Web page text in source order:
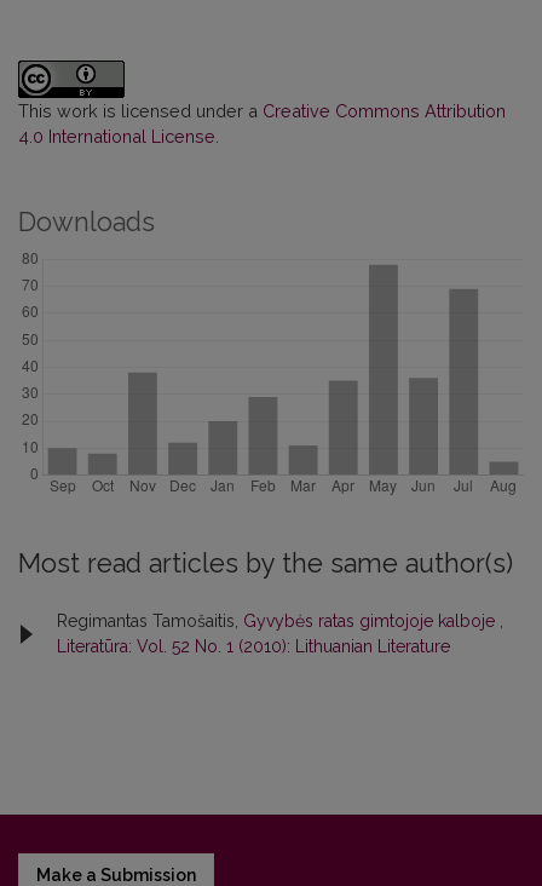
This work is licensed under a Creative Commons Attribution
4.0 International License
Downloads
Most read articles by the same author(s)
Regimantas Tamošaitis, Gyvybės ratas gimtojoje kalboje
Literatūra: Vol. 52 No. 1 (2010): Lithuanian Literature
Make a Submission